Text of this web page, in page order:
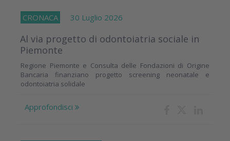
CRONACA 30 Luglio 2026
Al via progetto di odontoiatria sociale in
Piemonte
Regione Piemonte e Consulta delle Fondazioni di Origine
Bancaria finanziano progetto screening neonatale e
odontoiatria solidale
Approfondisci